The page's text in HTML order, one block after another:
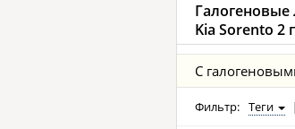
Kia Sorento 2
С
Фильтр: Теги |